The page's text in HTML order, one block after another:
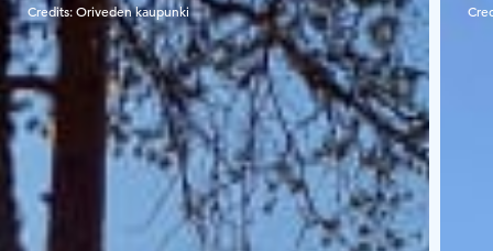
Credits:Oriveden kaupunki